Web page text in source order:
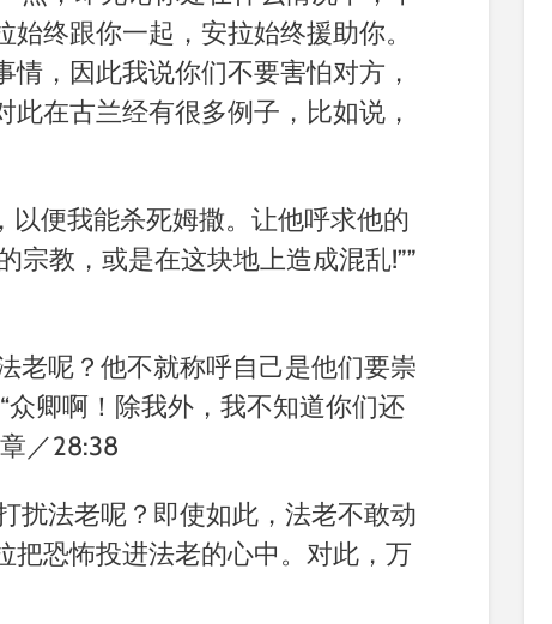
终跟你一起，安拉始终援助你。
，因此我说你们不要害怕对方，
此在古兰经有很多例子，比如说，
以便我能杀死姆撒。让他呼求他的
宗教，或是在这块地上造成混乱!””
老呢？他不就称呼自己是他们要崇
“众卿啊！除我外，我不知道你们还
／28:38
扰法老呢？即使如此，法老不敢动
把恐怖投进法老的心中。对此，万